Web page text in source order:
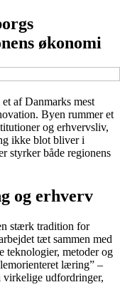
økonomi
af Danmarks mest
Byen rummer et
og erhvervsliv,
ikke blot bliver i
styrker både regionens
og erhverv
stærk tradition for
tæt sammen med
teknologier, metoder og
læring” –
virkelige udfordringer,